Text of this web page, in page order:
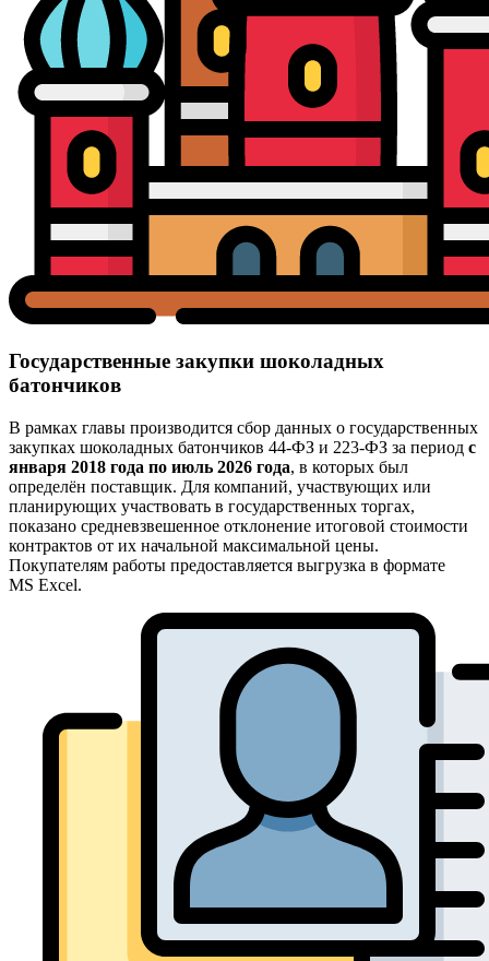
Государственные закупки шоколадных
батончиков
В рамках главы производится сбор данных о государственных
закупках шоколадных батончиков 44-ФЗ и 223-ФЗ за период с
января 2018 года по июль 2026 года, в которых был
определён поставщик. Для компаний, участвующих или
планирующих участвовать в государственных торгах,
показано средневзвешенное отклонение итоговой стоимости
контрактов от их начальной максимальной цены.
Покупателям работы предоставляется выгрузка в формате
MS Excel.